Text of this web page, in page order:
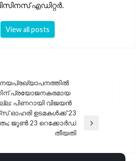
എഡിറ്റർ.
View all posts
പ്രയോജനകരമായ
പിണറായി വിജയൻ
ഓഹരി ഉടമകൾക്ക് 23
ജൂൺ 23 റെക്കോർഡ്
തീയതി